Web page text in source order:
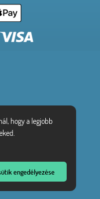
hogy a legjobb
engedélyezése